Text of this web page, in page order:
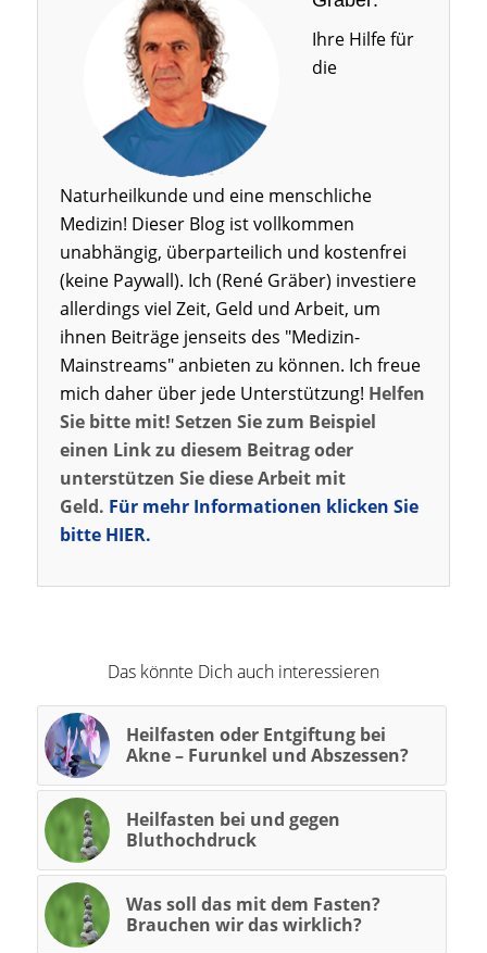
Ihre Hilfe für
die
Naturheilkunde und eine menschliche
Medizin! Dieser Blog ist vollkommen
unabhängig, überparteilich und kostenfrei
(keine Paywall). Ich (René Gräber) investiere
allerdings viel Zeit, Geld und Arbeit, um
ihnen Beiträge jenseits des "Medizin-
Mainstreams" anbieten zu können. Ich freue
mich daher über jede Unterstützung! Helfen
Sie bitte mit! Setzen Sie zum Beispiel
einen Link zu diesem Beitrag oder
unterstützen Sie diese Arbeit mit
Geld. Für mehr Informationen klicken Sie
bitte HIER.
Das könnte Dich auch interessieren
Heilfasten oder Entgiftung bei
Akne – Furunkel und Abszessen?
Heilfasten bei und gegen
Bluthochdruck
Was soll das mit dem Fasten?
Brauchen wir das wirklich?